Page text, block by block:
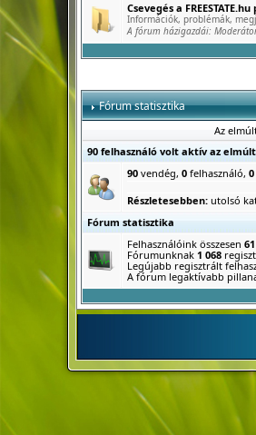
Csevegés a
Információk, problémák,
A fórum házigazdái:
Fórum statisztika
Az
90 felhasználó volt aktív az
90vendég, 0felhasználó, 0
Részletesebben: utolsó
Fórum statisztika
Felhasználóink összesen
Fórumunknak 1 068
Legújabb regisztrált
A fórum legaktívabb